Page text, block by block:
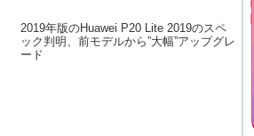
2019年版のHuawei P20 Lite 2019のスペ
ック判明、前モデルから”大幅”アップグレ
ード